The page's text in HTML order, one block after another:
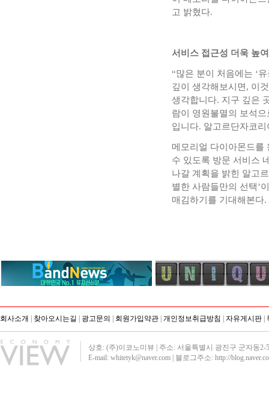
고 밝혔다.
서비스 접근성 더욱 높
“많은 분이 처음에는 ‘
깊이 생각해보시면, 이
생각합니다. 지구 깊은
람이 영원불멸의 보석
입니다. 알고르단자코
메모리얼 다이아몬드를
수 있도록 방문 서비스
나갈 계획을 밝힌 알고
별한 사람들만의 선택’
매김하기를 기대해본다
회사소개 찾아오시는길 광고문의 회원가입약관 개인정보취급방침 자유게시판
상호: (주)이코노미뷰 | 주소: 서울특별시 광진구 군자동2-
E-mail: whitetyk@naver.com | 블로그주소: http://